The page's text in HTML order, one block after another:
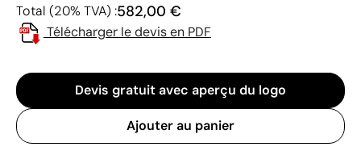
Total (20% TVA) :582,00 €
Télécharger le devis en PDF
Devis gratuit avec aperçu du logo
Ajouter au panier